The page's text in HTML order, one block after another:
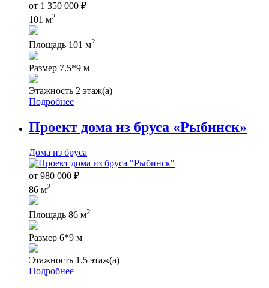
от 1 350 000 ₽
101 м2
Площадь 101 м2
Размер 7.5*9 м
Этажность 2 этаж(а)
Подробнее
Проект дома из бруса «Рыбинск»
Дома из бруса
от 980 000 ₽
86 м2
Площадь 86 м2
Размер 6*9 м
Этажность 1.5 этаж(а)
Подробнее